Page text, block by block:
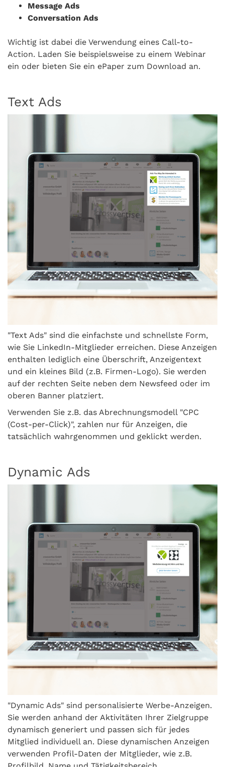
Message Ads
Conversation Ads
Wichtig ist dabei die Verwendung eines Call-to-
Action. Laden Sie beispielsweise zu einem Webinar
ein oder bieten Sie ein ePaper zum Download an.
Text Ads
"Text Ads" sind die einfachste und schnellste Form,
wie Sie LinkedIn-Mitglieder erreichen. Diese Anzeigen
enthalten lediglich eine Überschrift, Anzeigentext
und ein kleines Bild (z.B. Firmen-Logo). Sie werden
auf der rechten Seite neben dem Newsfeed oder im
oberen Banner platziert.
Verwenden Sie z.B. das Abrechnungsmodell "CPC
(Cost-per-Click)", zahlen nur für Anzeigen, die
tatsächlich wahrgenommen und geklickt werden.
Dynamic Ads
"Dynamic Ads" sind personalisierte Werbe-Anzeigen.
Sie werden anhand der Aktivitäten Ihrer Zielgruppe
dynamisch generiert und passen sich für jedes
Mitglied individuell an. Diese dynamischen Anzeigen
verwenden Profil-Daten der Mitglieder, wie z.B.